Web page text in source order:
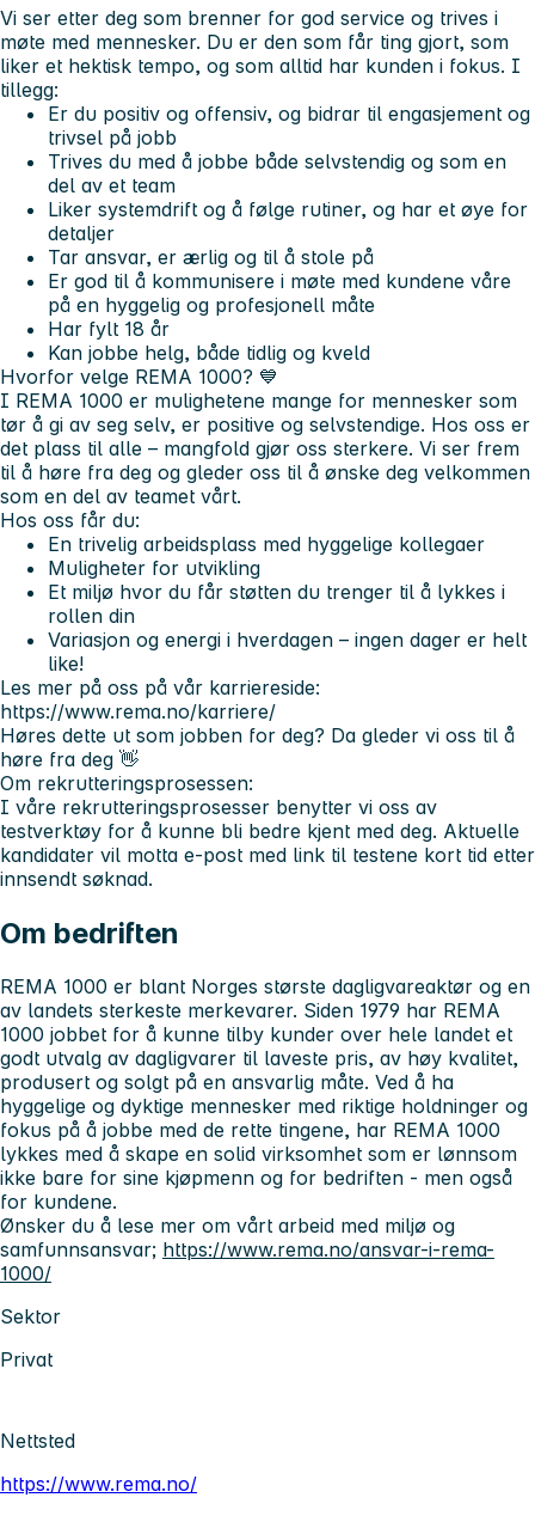
Vi ser etter deg som brenner for god service og trives i
møte med mennesker. Du er den som får ting gjort, som
liker et hektisk tempo, og som alltid har kunden i fokus. I
tillegg:
Er du positiv og offensiv, og bidrar til engasjement og
trivsel på jobb
Trives du med å jobbe både selvstendig og som en
del av et team
Liker systemdrift og å følge rutiner, og har et øye for
detaljer
Tar ansvar, er ærlig og til å stole på
Er god til å kommunisere i møte med kundene våre
på en hyggelig og profesjonell måte
Har fylt 18 år
Kan jobbe helg, både tidlig og kveld
Hvorfor velge REMA 1000? 💙
I REMA 1000 er mulighetene mange for mennesker som
tør å gi av seg selv, er positive og selvstendige. Hos oss er
det plass til alle – mangfold gjør oss sterkere. Vi ser frem
til å høre fra deg og gleder oss til å ønske deg velkommen
som en del av teamet vårt.
Hos oss får du:
En trivelig arbeidsplass med hyggelige kollegaer
Muligheter for utvikling
Et miljø hvor du får støtten du trenger til å lykkes i
rollen din
Variasjon og energi i hverdagen – ingen dager er helt
like!
Les mer på oss på vår karriereside:
https://www.rema.no/karriere/
Høres dette ut som jobben for deg? Da gleder vi oss til å
høre fra deg 👋
Om rekrutteringsprosessen:
I våre rekrutteringsprosesser benytter vi oss av
testverktøy for å kunne bli bedre kjent med deg. Aktuelle
kandidater vil motta e-post med link til testene kort tid etter
innsendt søknad.
Om bedriften
REMA 1000 er blant Norges største dagligvareaktør og en
av landets sterkeste merkevarer. Siden 1979 har REMA
1000 jobbet for å kunne tilby kunder over hele landet et
godt utvalg av dagligvarer til laveste pris, av høy kvalitet,
produsert og solgt på en ansvarlig måte. Ved å ha
hyggelige og dyktige mennesker med riktige holdninger og
fokus på å jobbe med de rette tingene, har REMA 1000
lykkes med å skape en solid virksomhet som er lønnsom
ikke bare for sine kjøpmenn og for bedriften - men også
for kundene.
Ønsker du å lese mer om vårt arbeid med miljø og
samfunnsansvar; https://www.rema.no/ansvar-i-rema-
1000/
Sektor
Privat
Nettsted
https://www.rema.no/